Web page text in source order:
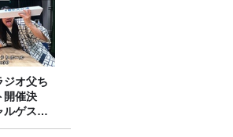
ジオ父ち
開催決
ルゲスト
！